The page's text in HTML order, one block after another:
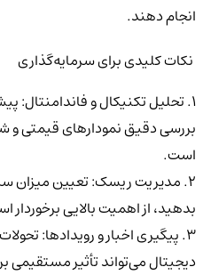
انجام دهند.
نکات کلیدی برای سرمایه‌گذاری
1. تحلیل تکنیکال و فاندامنتال:
بررسی دقیق نمودارهای قیمتی و
است.
2. مدیریت ریسک: تعیین میزان
بدهید، از اهمیت بالایی برخوردار
3. پیگیری اخبار و رویدادها:
دیجیتال می‌تواند تأثیر مستقیمی